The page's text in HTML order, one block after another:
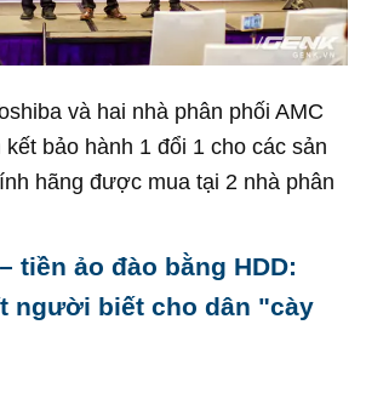
và hai nhà phân phối AMC
bảo hành 1 đổi 1 cho các sản
hãng được mua tại 2 nhà phân
tiền ảo đào bằng HDD:
người biết cho dân "cày